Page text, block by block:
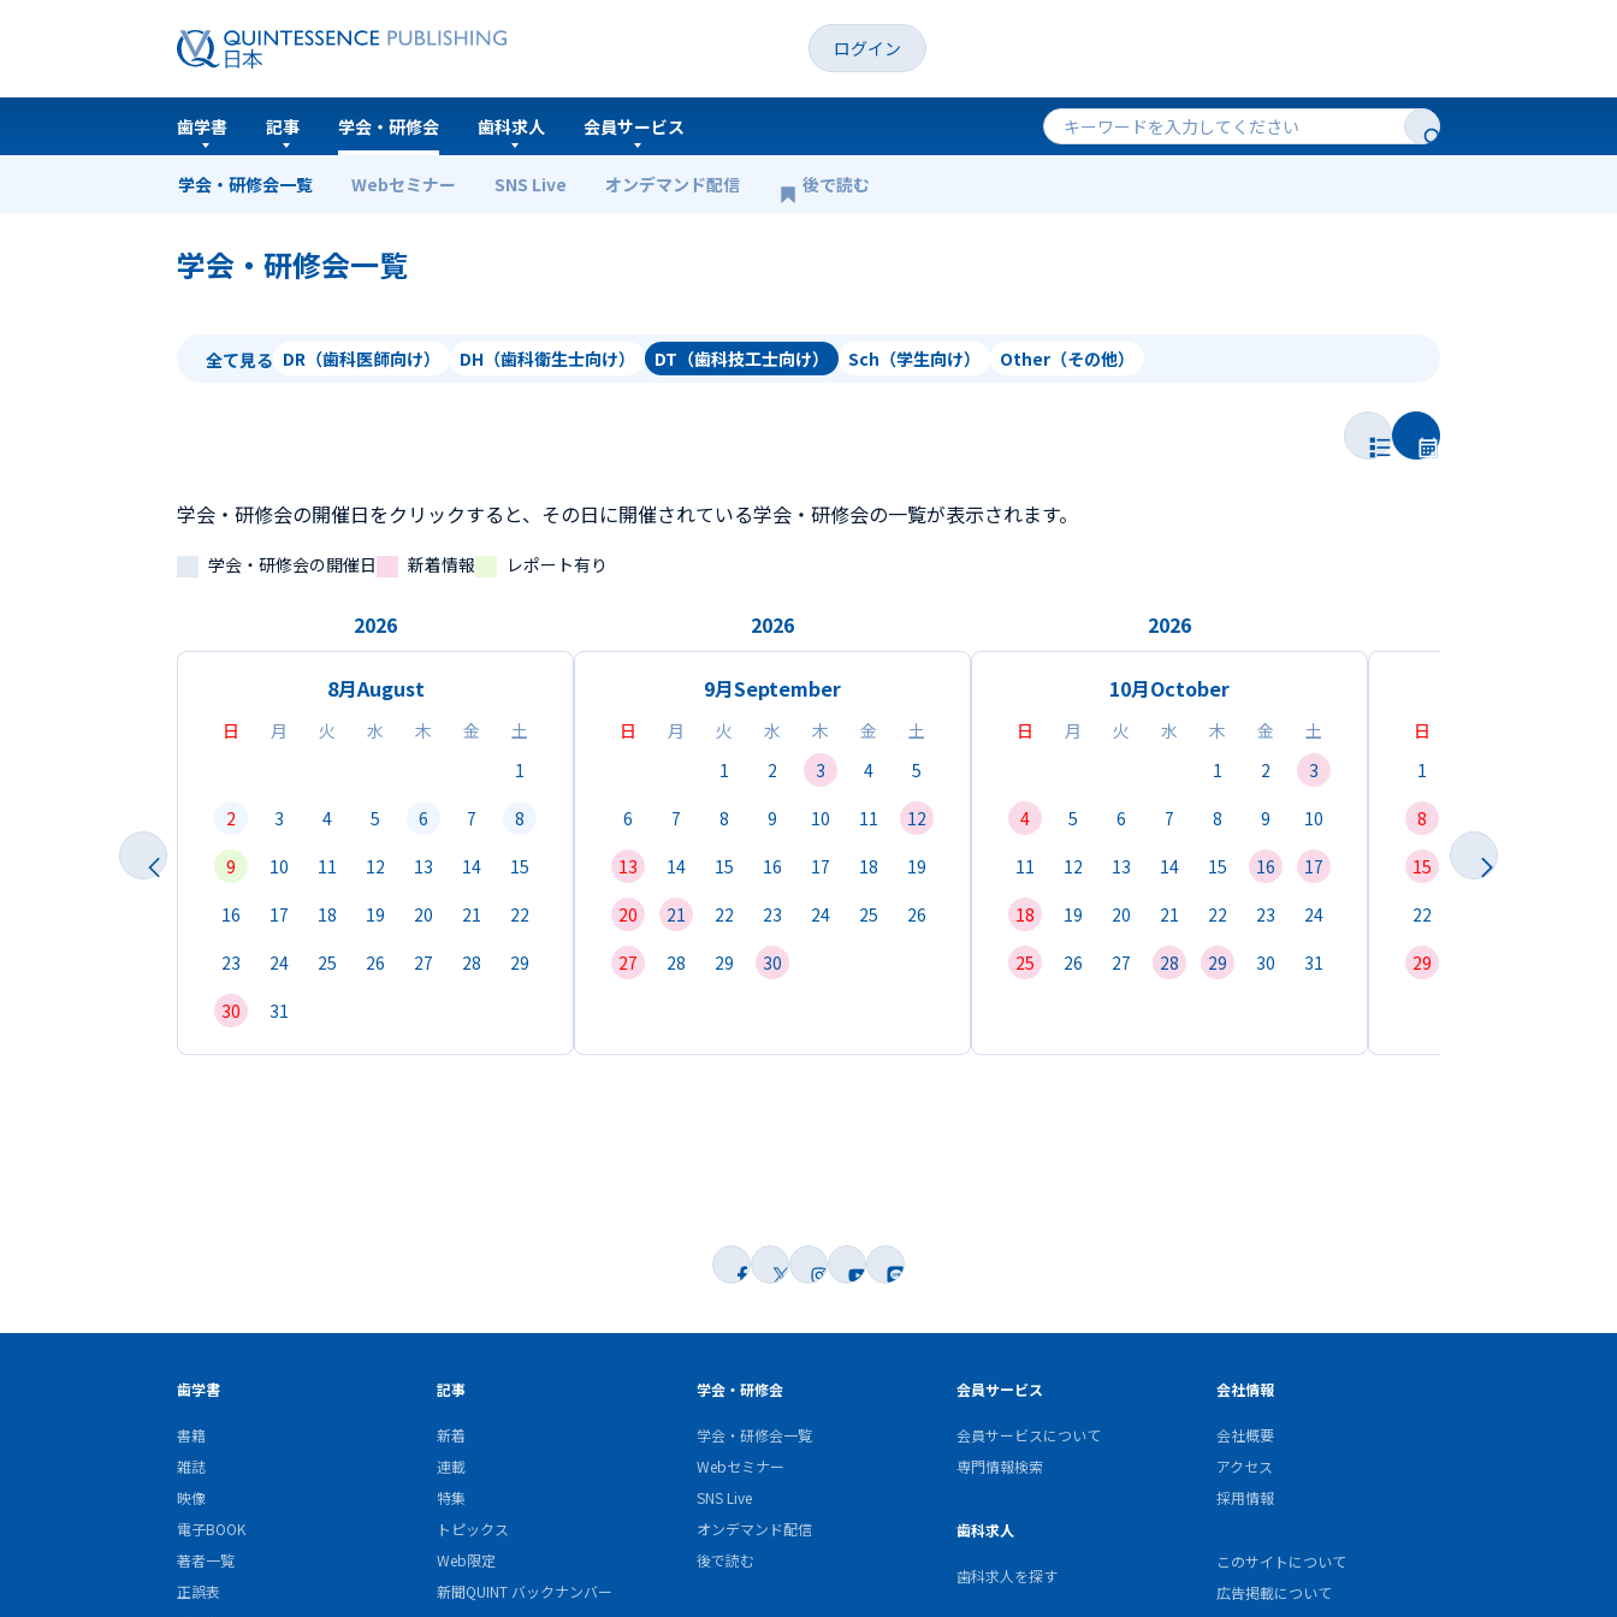
ログイン
歯学書 記事 学会・研修会
学会・研修会一覧 Webセミナー SNS Live オンデマンド配信 後で読む
歯科求人 会員サービス
ホーム 学会・研修会一覧
学会・研修会一覧
全て見る DR（歯科医師向け） DH（歯科衛生士向け） DT（歯科技工士向け） Sch（学生向け） Other（その他）
学会・研修会の開催日をクリックすると、その日に開催されている学会・研修会の一覧が表示されます。
学会・研修会の開催日 新着情報 レポート有り
2026
8月August
日 月 火 水 木 金
土
1
2
3 4 5 6 7
8
9
10 11 12 13 14
15
16
17 18 19 20 21
22
23
24 25 26 27 28
29
30
31
2026
9月September
日 月 火 水 木 金
土
1
2 3 4
5
6
7 8 9 10 11
12
13
14 15 16 17 18
19
20
21 22 23 24 25
26
27
28 29 30
2026
10月October
日 月 火 水 木 金
土
1
2
3
4
5 6 7 8 9
10
11
12 13 14 15 16
17
18
19 20 21 22 23
24
25
26 27 28 29 30 31
日
1
8
15
22
29
歯学書
書籍
雑誌
映像
電子BOOK
著者一覧
正誤表
記事
新着
連載
特集
トピックス
Web限定
新聞QUINT バックナンバー
学会・研修会
学会・研修会一覧
Webセミナー
SNS Live
オンデマンド配信
後で読む
会員サービス
会員サービスについて
専門情報検索
歯科求人
歯科求人を探す
会社情報
会社概要
アクセス
採用情報
このサイトについて
広告掲載について